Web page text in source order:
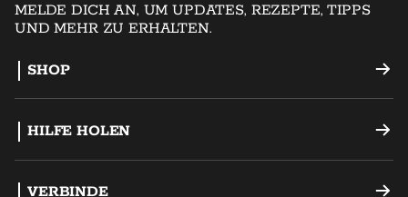
MELDE DICH AN, UM UPDATES, REZEPTE, TIPPS
UND MEHR ZU ERHALTEN.
SHOP
HILFE HOLEN
VERBINDE